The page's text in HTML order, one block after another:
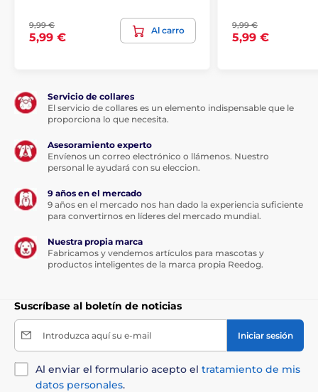
Cosméticos y tratamientos
9,99 €
5,99 €
Al carro 9,99 €
5,99 €
Servicio de collares
El servicio de collares es un elemento indispensable que le
proporciona lo que necesita.
Asesoramiento experto
Envíenos un correo electrónico o llámenos. Nuestro
personal le ayudará con su eleccion.
9 años en el mercado
9 años en el mercado nos han dado la experiencia suficiente
para convertirnos en líderes del mercado mundial.
Nuestra propia marca
Fabricamos y vendemos artículos para mascotas y
productos inteligentes de la marca propia Reedog.
Suscríbase al boletín de noticias
Introduzca aquí su e-mail Iniciar sesión
Al enviar el formulario acepto el tratamiento de mis
datos personales.